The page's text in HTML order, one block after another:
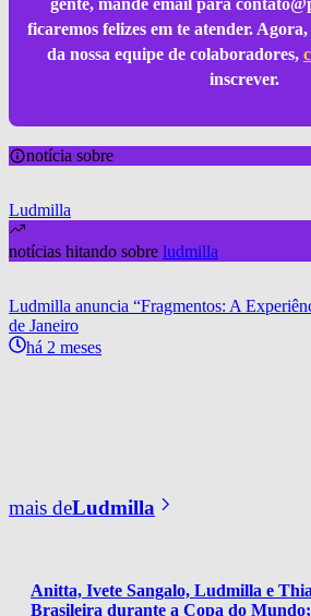
ficaremos felizes em te atender.
da nossa equipe de colaboradores,
inscrever.
notícia sobre
Ludmilla
notícias hitando sobre ludmilla
Ludmilla anuncia “Fragmentos: A
de Janeiro
há 2 meses
mais deLudmilla
Anitta, Ivete Sangalo, Ludmilla e
Brasileira durante a Copa do